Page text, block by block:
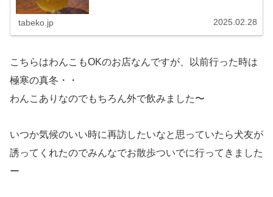
tabeko.jp 2025.02.28
こちらはわんこもOKのお店なんですが、以前行った時は
極寒の真冬・・
わんこありなのでもちろん外で飲みました〜
いつか気候のいい時に再訪したいなと思っていたら犬友が
誘ってくれたのでみんなでお散歩ついでに行ってきました
ー